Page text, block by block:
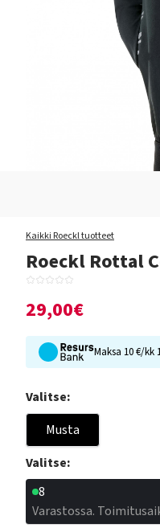
Kaikki Roeckl tuotteet
Roeckl Rottal
29,00€
Maksa 10 €/kk
Valitse:
Musta
Valitse:
8
Varastossa.